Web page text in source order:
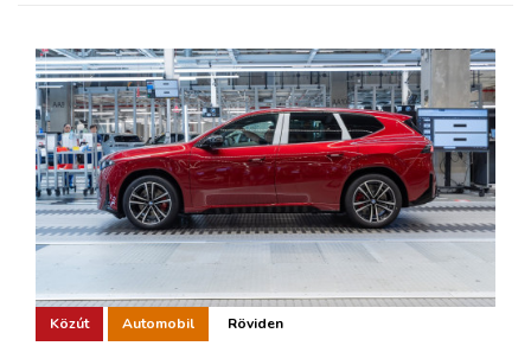
Közút Automobil Röviden